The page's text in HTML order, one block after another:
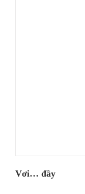
Vơi… đầy